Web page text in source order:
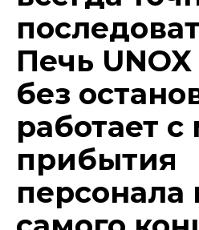
Печь
без
работает
прибытия
персонала